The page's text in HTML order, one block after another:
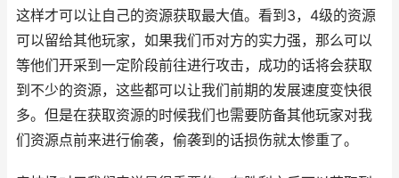
这样才可以让自己的资源获取最大值。看到3，4级的资源
可以留给其他玩家，如果我们币对方的实力强，那么可以
等他们开采到一定阶段前往进行攻击，成功的话将会获取
到不少的资源，这些都可以让我们前期的发展速度变快很
多。但是在获取资源的时候我们也需要防备其他玩家对我
们资源点前来进行偷袭，偷袭到的话损伤就太惨重了。